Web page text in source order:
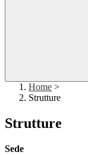
Home >
Strutture
Strutture
Sede